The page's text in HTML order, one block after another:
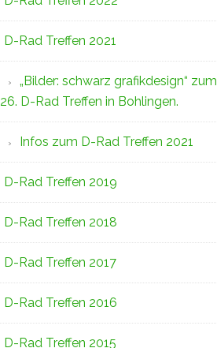
D-Rad Treffen 2021
„Bilder: schwarz grafikdesign“ zum
26. D-Rad Treffen in Bohlingen.
Infos zum D-Rad Treffen 2021
D-Rad Treffen 2019
D-Rad Treffen 2018
D-Rad Treffen 2017
D-Rad Treffen 2016
D-Rad Treffen 2015